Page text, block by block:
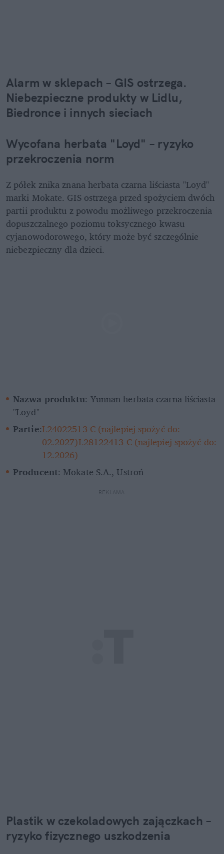
Alarm w sklepach – GIS ostrzega.
Niebezpieczne produkty w Lidlu,
Biedronce i innych sieciach
Wycofana herbata "Loyd" – ryzyko
przekroczenia norm
Z półek znika znana herbata czarna liściasta "Loyd"
marki Mokate. GIS ostrzega przed spożyciem dwóch
partii produktu z powodu możliwego przekroczenia
dopuszczalnego poziomu toksycznego kwasu
cyjanowodorowego, który może być szczególnie
niebezpieczny dla dzieci.
Nazwa produktu: Yunnan herbata czarna liściasta
"Loyd"
Partie:L24022513 C (najlepiej spożyć do:
02.2027)L28122413 C (najlepiej spożyć do:
12.2026)
Producent: Mokate S.A., Ustroń
REKLAMA
Plastik w czekoladowych zajączkach –
ryzyko fizycznego uszkodzenia